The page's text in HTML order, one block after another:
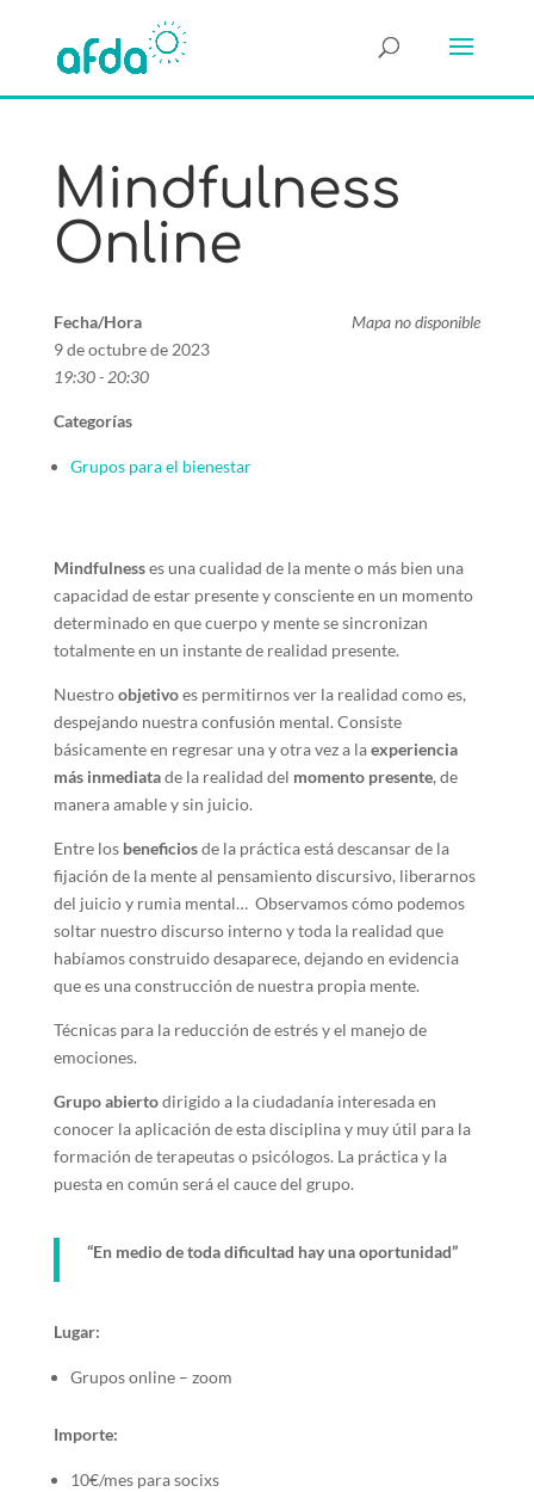
Mindfulness
Online
Mapa no disponible
Fecha/Hora
9 de octubre de 2023
19:30 - 20:30
Categorías
Grupos para el bienestar
Mindfulnesses una cualidad de la mente o más bien una
capacidad de estar presente y consciente en un momento
determinado en que cuerpo y mente se sincronizan
totalmente en un instante de realidad presente.
Nuestroobjetivoes permitirnos ver la realidad como es,
despejando nuestra confusión mental. Consiste
básicamente en regresar una y otra vez a laexperiencia
más inmediatade la realidad del momento presente, de
manera amable y sin juicio.
Entre los beneficiosde la práctica está descansar de la
fijación de la mente al pensamiento discursivo, liberarnos
del juicio y rumia mental… Observamos cómo podemos
soltar nuestro discurso interno y toda la realidad que
habíamos construido desaparece, dejando en evidencia
que es una construcción de nuestra propia mente.
Técnicas para la reducción de estrés y el manejo de
emociones.
Grupo abiertodirigido a la ciudadanía interesada en
conocer la aplicación de esta disciplina y muy útil para la
formación de terapeutas o psicólogos. La práctica y la
puesta en común será el cauce del grupo.
“En medio de toda dificultad hay una oportunidad”
Lugar:
Grupos online – zoom
Importe:
10€/mes para socixs